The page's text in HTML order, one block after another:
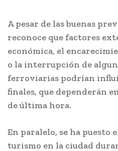
A pesar de las buenas
reconoce que factores
económica, el
o la interrupción de
ferroviarias podrían
finales, que dependerán
de última hora.
En paralelo, se ha puesto
turismo en la ciudad